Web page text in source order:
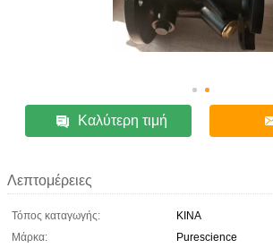
Καλύτερη τιμή
Λεπτομέρειες
Τόπος καταγωγής:
ΚΙΝΑ
Μάρκα:
Purescience